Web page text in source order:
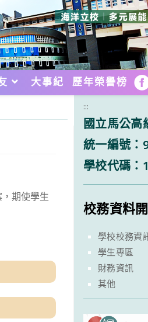
大事紀 歷年榮譽榜 FB
期使學生
:::
國立馬公高
統一編號：
學校代碼：
校務資料
學校校務資
學生專區
財務資訊
其他